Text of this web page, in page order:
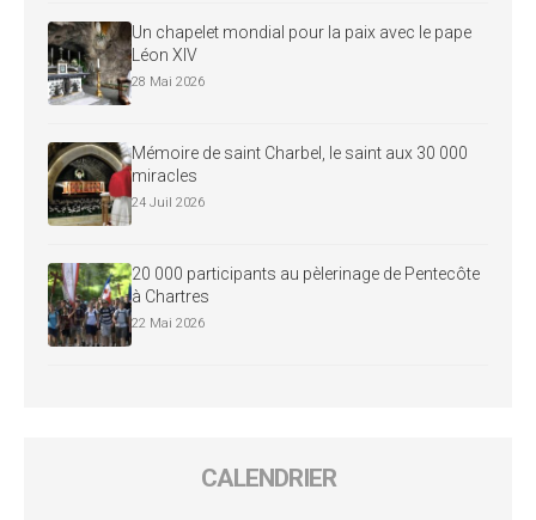
Un chapelet mondial pour la paix avec le pape
Léon XIV
28 Mai 2026
Mémoire de saint Charbel, le saint aux 30 000
miracles
24 Juil 2026
20 000 participants au pèlerinage de Pentecôte
à Chartres
22 Mai 2026
CALENDRIER